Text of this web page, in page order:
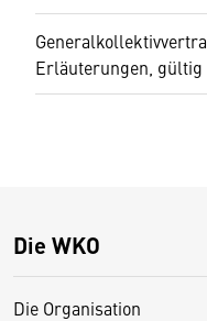
Erläuterungen, gültig
Die WKO
Die Organisation